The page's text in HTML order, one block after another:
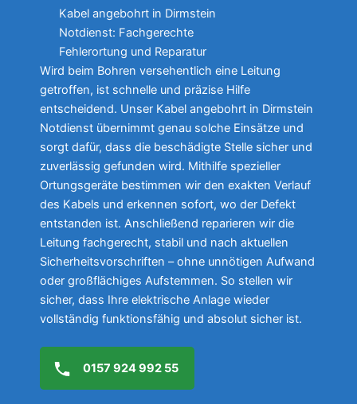
Kabel angebohrt in Dirmstein
Notdienst: Fachgerechte
Fehlerortung und Reparatur
Wird beim Bohren versehentlich eine Leitung
getroffen, ist schnelle und präzise Hilfe
entscheidend. Unser Kabel angebohrt in Dirmstein
Notdienst übernimmt genau solche Einsätze und
sorgt dafür, dass die beschädigte Stelle sicher und
zuverlässig gefunden wird. Mithilfe spezieller
Ortungsgeräte bestimmen wir den exakten Verlauf
des Kabels und erkennen sofort, wo der Defekt
entstanden ist. Anschließend reparieren wir die
Leitung fachgerecht, stabil und nach aktuellen
Sicherheitsvorschriften – ohne unnötigen Aufwand
oder großflächiges Aufstemmen. So stellen wir
sicher, dass Ihre elektrische Anlage wieder
vollständig funktionsfähig und absolut sicher ist.
0157 924 992 55